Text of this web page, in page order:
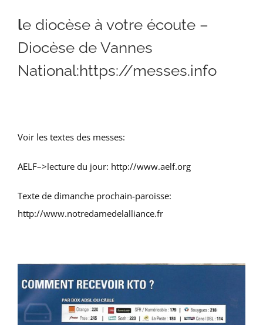
le diocèse à votre écoute –
Diocèse de Vannes
National:https://messes.info
Voir les textes des messes:
AELF–>lecture du jour: http://www.aelf.org
Texte de dimanche prochain-paroisse:
http://www.notredamedelalliance.fr